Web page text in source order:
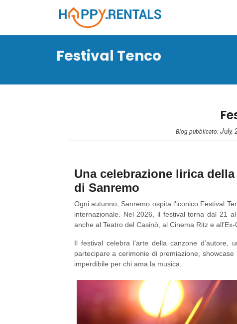
Festival Tenco
Blog pubblicato:July,
Una celebrazione lirica
di Sanremo
Ogni autunno, Sanremo ospita l’iconico Festival
internazionale. Nel 2026, il festival torna dal 21
anche al Teatro del Casinò, al Cinema Ritz e
Il festival celebra l’arte della canzone
partecipare a cerimonie di premiazione,
imperdibile per chi ama la musica.